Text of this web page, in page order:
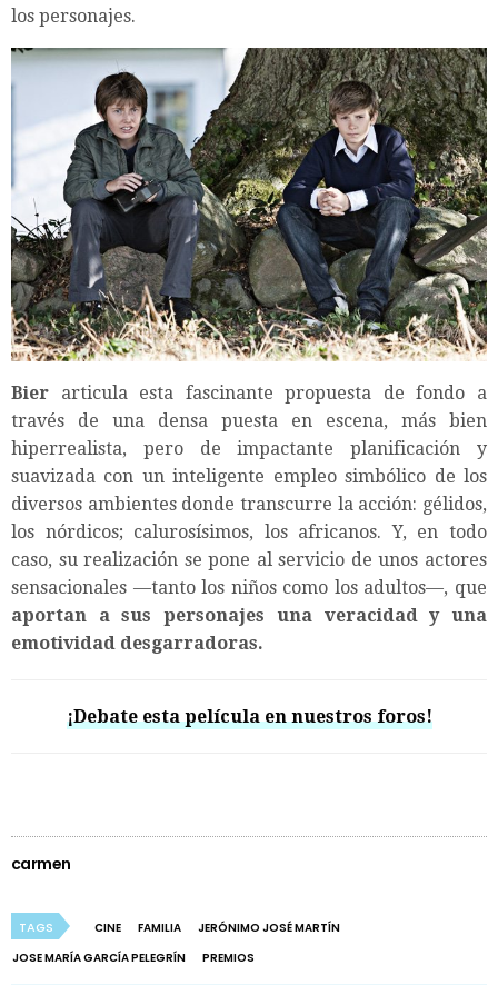
los personajes.
Bier articula esta fascinante propuesta de fondo a
través de una densa puesta en escena, más bien
hiperrealista, pero de impactante planificación y
suavizada con un inteligente empleo simbólico de los
diversos ambientes donde transcurre la acción: gélidos,
los nórdicos; calurosísimos, los africanos. Y, en todo
caso, su realización se pone al servicio de unos actores
sensacionales —tanto los niños como los adultos—, que
aportan a sus personajes una veracidad y una
emotividad desgarradoras.
¡Debate esta película en nuestros foros!
carmen
TAGS CINE FAMILIA
JERÓNIMO JOSÉ MARTÍN
JOSE MARÍA GARCÍA PELEGRÍN
PREMIOS